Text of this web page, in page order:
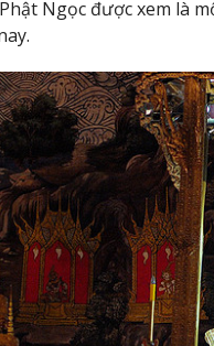
Ngọc được xem là